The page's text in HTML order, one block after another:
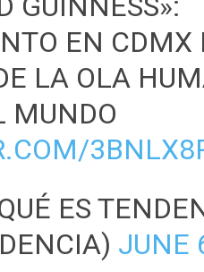
EN CDMX
LA OLA
MUNDO
ES
JUNE